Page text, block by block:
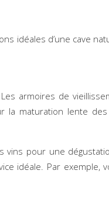
idéales d’une cave
armoires de
maturation lente
pour une
idéale. Par exemple,